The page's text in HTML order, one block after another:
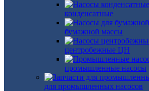
конденсатные
бумажной массы
центробежные ЦН
промышленные насосы
для промышленных насосов